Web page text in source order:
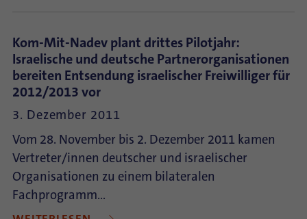
Kom-Mit-Nadev plant drittes Pilotjahr:
Israelische und deutsche Partnerorganisationen
bereiten Entsendung israelischer Freiwilliger für
2012/2013 vor
3. Dezember 2011
Vom 28. November bis 2. Dezember 2011 kamen
Vertreter/innen deutscher und israelischer
Organisationen zu einem bilateralen
Fachprogramm…